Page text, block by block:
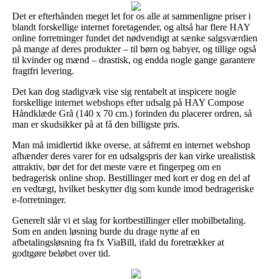
Det er efterhånden meget let for os alle at sammenligne priser i
blandt forskellige internet foretagender, og altså har flere HAY
online forretninger fundet det nødvendigt at sænke salgsværdien
på mange af deres produkter – til børn og babyer, og tillige også
til kvinder og mænd – drastisk, og endda nogle gange garantere
fragtfri levering.
Det kan dog stadigvæk vise sig rentabelt at inspicere nogle
forskellige internet webshops efter udsalg på HAY Compose
Håndklæde Grå (140 x 70 cm.) forinden du placerer ordren, så
man er skudsikker på at få den billigste pris.
Man må imidlertid ikke overse, at såfremt en internet webshop
afhænder deres varer for en udsalgspris der kan virke urealistisk
attraktiv, bør det for det meste være et fingerpeg om en
bedragerisk online shop. Bestillinger med kort er dog en del af
en vedtægt, hvilket beskytter dig som kunde imod bedrageriske
e-forretninger.
Generelt slår vi et slag for kortbestillinger eller mobilbetaling.
Som en anden løsning burde du drage nytte af en
afbetalingsløsning fra fx ViaBill, ifald du foretrækker at
godtgøre beløbet over tid.